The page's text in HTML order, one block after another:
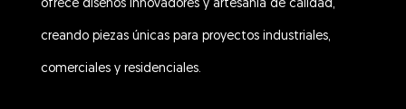
ofrece diseños innovadores y artesanía de calidad,
creando piezas únicas para proyectos industriales,
comerciales y residenciales.